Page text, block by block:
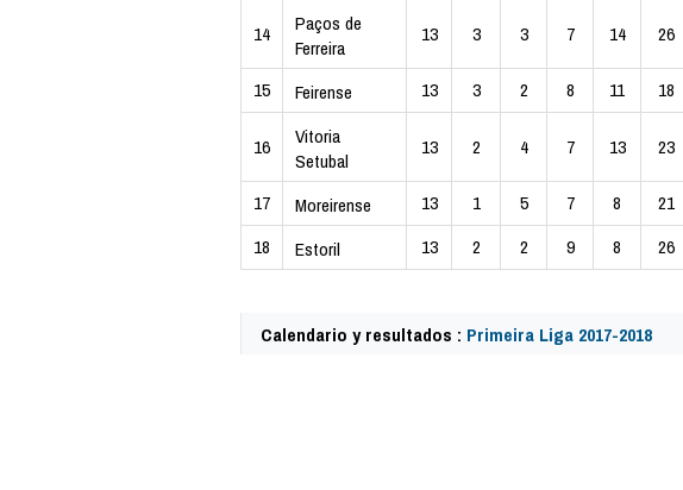
14
Paços de
Ferreira
13 3 3 7 14 26
15 Feirense 13 3 2 8 11 18
16
Vitoria
Setubal
13 2 4 7 13 23
17 Moreirense 13 1 5 7 8 21
18
Estoril 13 2 2 9 8 26
Calendario y resultados : Primeira Liga 2017-2018